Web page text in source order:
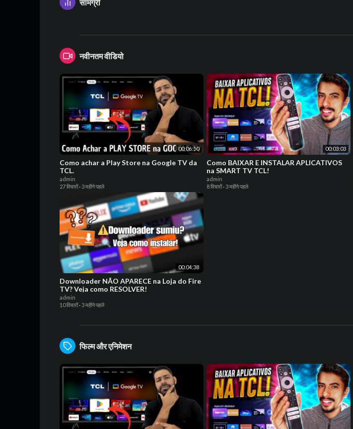
सामग्री
नवीनतम वीडियो
00:06:50
Como achar a Play Store na Google TV da
TCL.
admin
27 विचारों· 3 महीने पहले
00:03:03
Como BAIXAR E INSTALAR APLICATIVOS
na SMART TV TCL!
admin
8 विचारों· 3 महीने पहले
00:04:38
Downloader NÃO APARECE na Loja do Fire
TV? Veja como RESOLVER!
admin
10 विचारों· 3 महीने पहले
फिल्म और एनिमेशन